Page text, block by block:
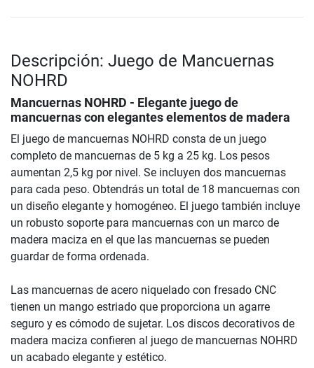
Descripción: Juego de Mancuernas
NOHRD
Mancuernas NOHRD - Elegante juego de
mancuernas con elegantes elementos de madera
El juego de mancuernas NOHRD consta de un juego
completo de mancuernas de 5 kg a 25 kg. Los pesos
aumentan 2,5 kg por nivel. Se incluyen dos mancuernas
para cada peso. Obtendrás un total de 18 mancuernas con
un diseño elegante y homogéneo. El juego también incluye
un robusto soporte para mancuernas con un marco de
madera maciza en el que las mancuernas se pueden
guardar de forma ordenada.
Las mancuernas de acero niquelado con fresado CNC
tienen un mango estriado que proporciona un agarre
seguro y es cómodo de sujetar. Los discos decorativos de
madera maciza confieren al juego de mancuernas NOHRD
un acabado elegante y estético.